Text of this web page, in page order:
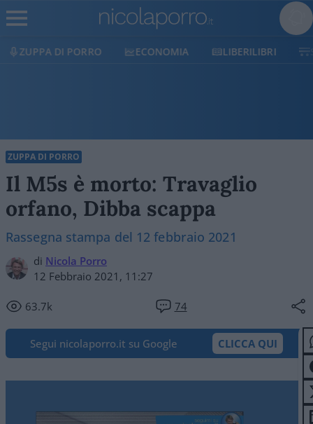
ECONOMIA LIBERILIBRI SHOP SOSTIENICI
ZUPPA DI PORRO
Il M5s è morto: Travaglio
orfano, Dibba scappa
Rassegna stampa del 12 febbraio 2021
di Nicola Porro
12 Febbraio 2021, 11:27
63.7k 74
Segui nicolaporro.it su Google CLICCA QUI